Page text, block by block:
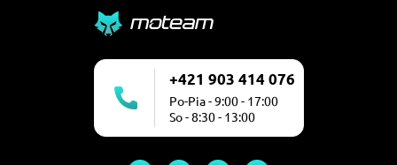
+421 903 414 076
Po-Pia - 9:00 - 17:00
So - 8:30 - 13:00